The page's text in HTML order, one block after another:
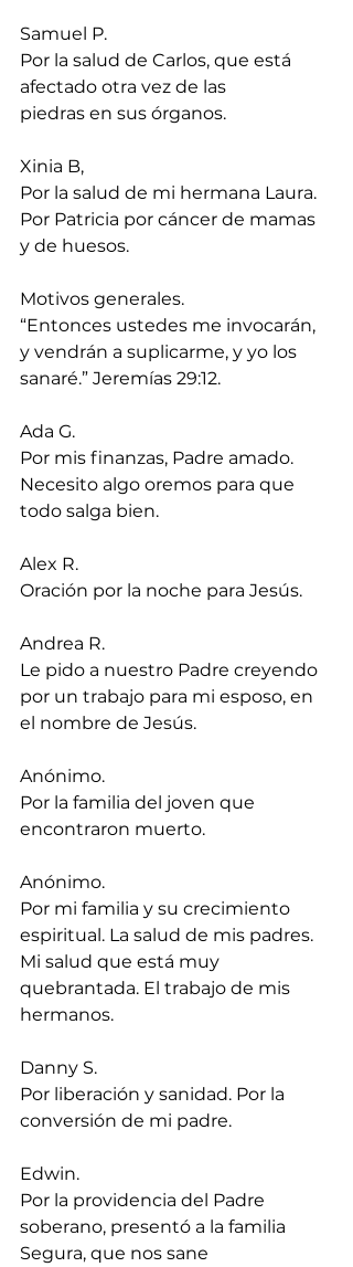
Samuel P.
Por la salud de Carlos, que está
afectado otra vez de las
piedras en sus órganos.
Xinia B,
Por la salud de mi hermana Laura.
Por Patricia por cáncer de mamas
y de huesos.
Motivos generales.
“Entonces ustedes me invocarán,
y vendrán a suplicarme, y yo los
sanaré.” Jeremías 29:12.
Ada G.
Por mis finanzas, Padre amado.
Necesito algo oremos para que
todo salga bien.
Alex R.
Oración por la noche para Jesús.
Andrea R.
Le pido a nuestro Padre creyendo
por un trabajo para mi esposo, en
el nombre de Jesús.
Anónimo.
Por la familia del joven que
encontraron muerto.
Anónimo.
Por mi familia y su crecimiento
espiritual. La salud de mis padres.
⁠Mi salud que está muy
quebrantada. El trabajo de mis
hermanos.⁠
Danny S.
Por liberación y sanidad. Por la
conversión de mi padre.
Edwin.
Por la providencia del Padre
soberano, presentó a la familia
Segura, que nos sane